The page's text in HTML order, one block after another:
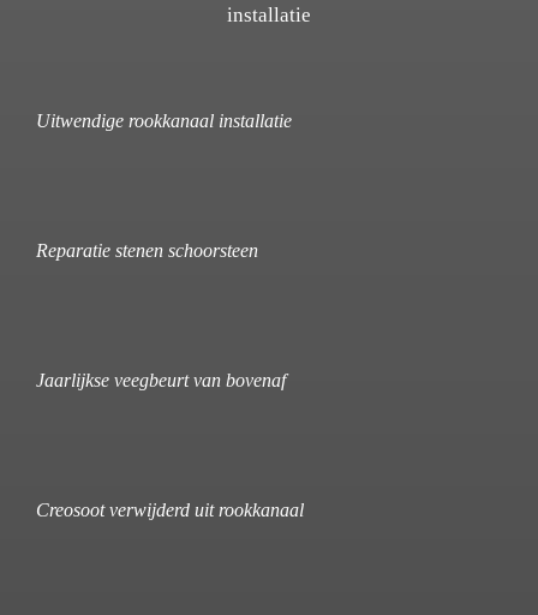
installatie
Uitwendige rookkanaal installatie
Reparatie stenen schoorsteen
Jaarlijkse veegbeurt van bovenaf
Creosoot verwijderd uit rookkanaal